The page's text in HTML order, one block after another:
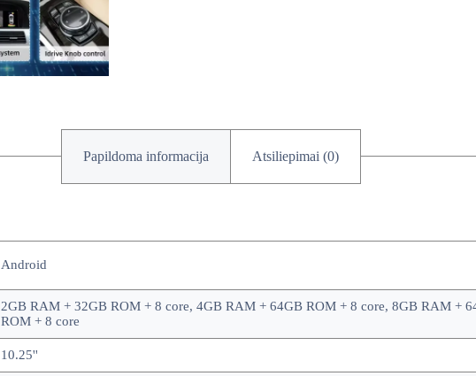
Papildoma informacija Atsiliepimai (0)
Android
2GB RAM + 32GB ROM + 8 core, 4GB RAM + 64GB ROM + 8 core, 8GB RAM +
ROM + 8 core
10.25''